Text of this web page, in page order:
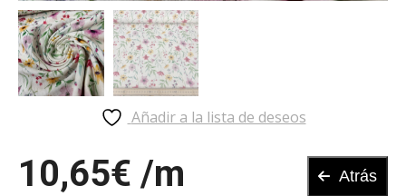
Añadir a la lista de deseos
Atrás
10,65€